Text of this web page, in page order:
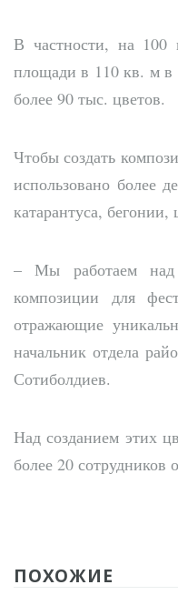
В частности, на 100
площади в 110 кв. мв
более 90 тыс. цветов.
Чтобы создать
использовано более
катарантуса,
– Мы работаем над
композиции для
отражающие
начальник отдела
Сотиболдиев.
Над созданием этих
более 20 сотрудников
ПОХОЖИЕ